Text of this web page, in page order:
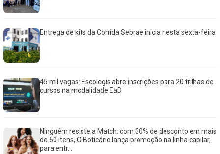
Entrega de kits da Corrida Sebrae inicia nesta sexta-feira
45 mil vagas: Escolegis abre inscrições para 20 trilhas de
cursos na modalidade EaD
Ninguém resiste a Match: com 30% de desconto em mais
de 60 itens, O Boticário lança promoção na linha capilar,
para entr...